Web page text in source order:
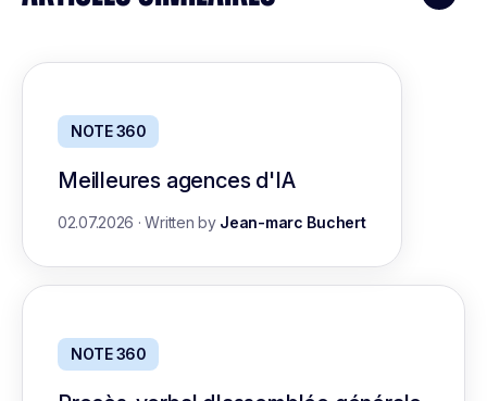
NOTE 360
Meilleures agences d'IA
02.07.2026 ·Written by Jean-marc Buchert
NOTE 360